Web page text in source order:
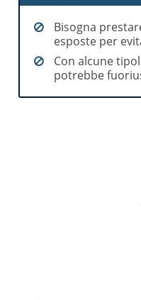
Bisogna
esposte per
Con alcune
potrebbe